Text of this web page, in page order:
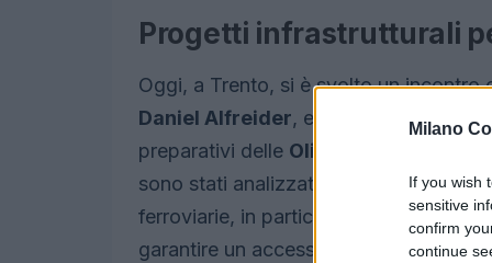
Milano
If you wish
sensitive
confirm
continue
Progetti infrastrutturali
Oggi, a Trento, si è svolto un incontro
Daniel Alfreider, e il commissario di
preparativi delle Olimpiadi e
sono stati analizzati i progetti in
ferroviarie, in particolare nellaVal
garantire un accesso agevole alle